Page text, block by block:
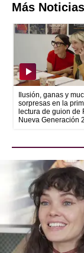
Más Noticias
Ilusión, ganas y
sorpresas en la
lectura de guion de
Nueva Generación 2
Una
toda una
Aitor
Ana Telenti